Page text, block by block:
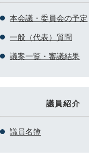
本会議・委員会の予定
一般（代表）質問
議案一覧・審議結果
議員紹介
議員名簿